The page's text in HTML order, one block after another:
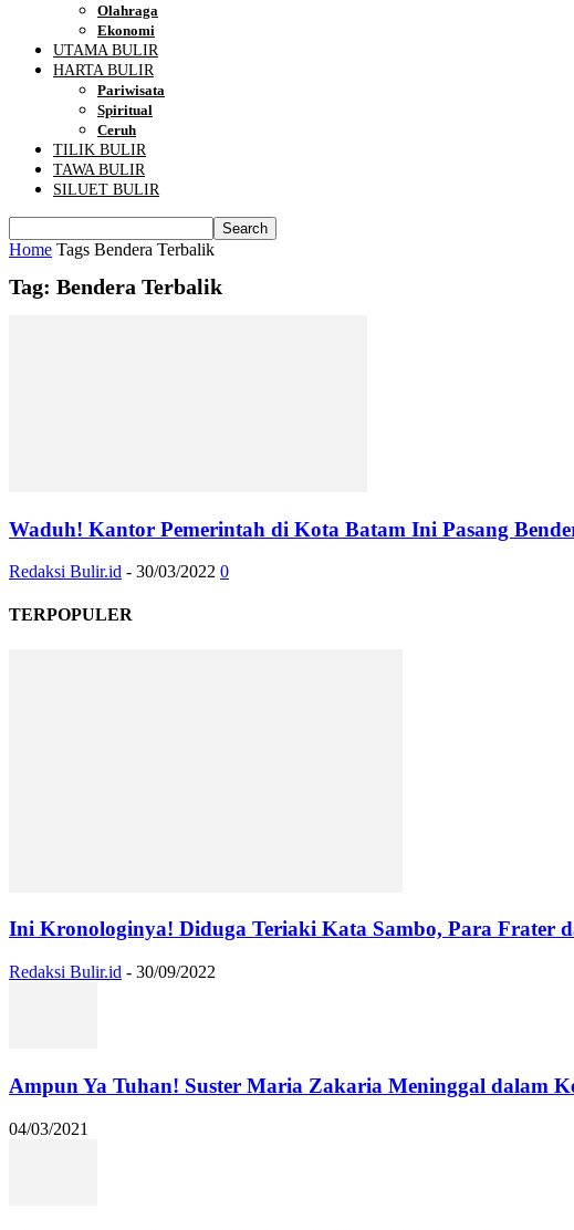
Olahraga
Ekonomi
UTAMA BULIR
HARTA BULIR
Pariwisata
Spiritual
Ceruh
TILIK BULIR
TAWA BULIR
SILUET BULIR
Home Tags Bendera Terbalik
Tag: Bendera Terbalik
Waduh! Kantor Pemerintah di Kota Batam Ini Pasang
Redaksi Bulir.id - 30/03/2022 0
TERPOPULER
Ini Kronologinya! Diduga Teriaki Kata Sambo, Para Frater
Redaksi Bulir.id - 30/09/2022
Ampun Ya Tuhan! Suster Maria Zakaria Meninggal dalam
04/03/2021